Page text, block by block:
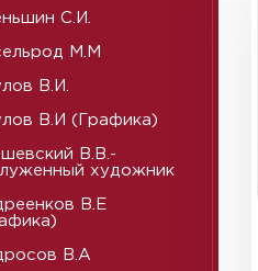
С.И.
М.М
В.И.
В.И (Графика)
В.В.-
художник
В.Е
В.А